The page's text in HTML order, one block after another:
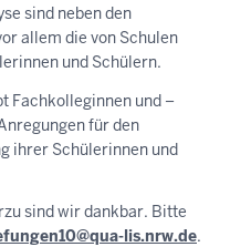
sind neben den
allem die von Schulen
und Schülern.
Fachkolleginnen und –
für den
ihrer Schülerinnen und
sind wir dankbar. Bitte
lis.nrw.de.